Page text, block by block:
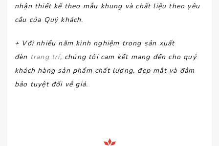
nhận thiết kế theo mẫu khung và chất liệu theo yêu
cầu của Quý khách.
+ Với nhiều năm kinh nghiệm trong sản xuất
đèn trang trí, chúng tôi cam kết mang đến cho quý
khách hàng sản phẩm chất lượng, đẹp mắt và đảm
bảo tuyệt đối về giá.